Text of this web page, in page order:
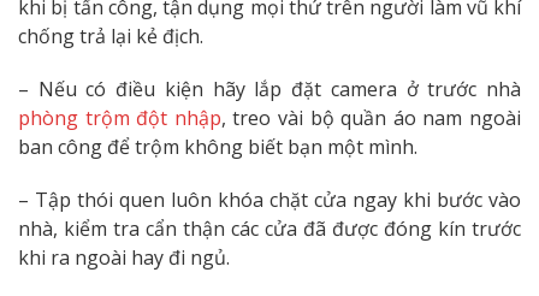
khi bị tấn công, tận dụng mọi thứ trên người làm vũ khí
chống trả lại kẻ địch.
– Nếu có điều kiện hãy lắp đặt camera ở trước nhà
phòng trộm đột nhập, treo vài bộ quần áo nam ngoài
ban công để trộm không biết bạn một mình.
– Tập thói quen luôn khóa chặt cửa ngay khi bước vào
nhà, kiểm tra cẩn thận các cửa đã được đóng kín trước
khi ra ngoài hay đi ngủ.